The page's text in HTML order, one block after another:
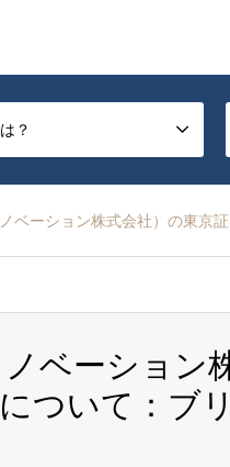
？
ベーション株式会社）の東京
ベーション
ついて：ブ